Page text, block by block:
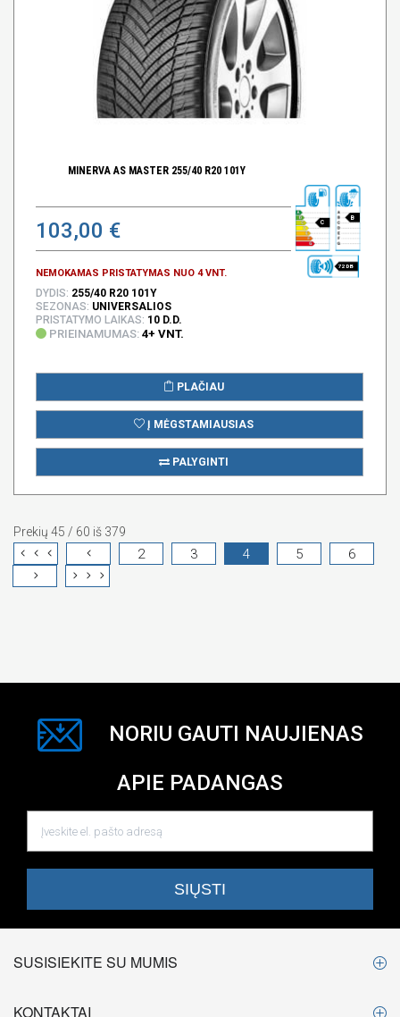
MINERVA AS MASTER 255/40 R20 101Y
103,00 €
NEMOKAMAS PRISTATYMAS NUO 4 VNT.
C
B
72 DB
DYDIS: 255/40 R20 101Y
SEZONAS: UNIVERSALIOS
PRISTATYMO LAIKAS: 10 D.D.
PRIEINAMUMAS: 4+ VNT.
PLAČIAU
Į MĖGSTAMIAUSIAS
PALYGINTI
Prekių 45 / 60 iš 379
2 3 4 5 6
NORIU GAUTI NAUJIENAS
APIE PADANGAS
SUSISIEKITE SU MUMIS
KONTAKTAI